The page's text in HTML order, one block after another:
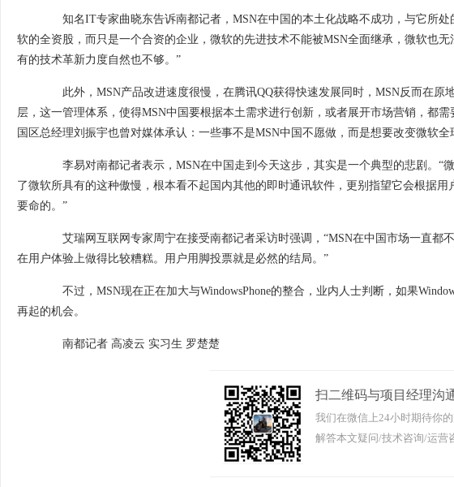
知名IT专家曲晓东告诉南都记者，MSN在中国的本土化战略不成功，与它所处
软的全资股，而只是一个合资的企业，微软的先进技术不能被MSN全面继承，微软也
有的技术革新力度自然也不够。”
此外，MSN产品改进速度很慢，在腾讯QQ获得快速发展同时，MSN反而在原
层，这一管理体系，使得MSN中国要根据本土需求进行创新，或者展开市场营销，都
国区总经理刘振宇也曾对媒体承认：一些事不是MSN中国不愿做，而是想要改变微软全
李易对南都记者表示，MSN在中国走到今天这步，其实是一个典型的悲剧。“
了微软所具有的这种傲慢，根本看不起国内其他的即时通讯软件，更别指望它会根据
要命的。”
艾瑞网互联网专家周宁在接受南都记者采访时强调，“MSN在中国市场一直都
在用户体验上做得比较糟糕。用户用脚投票就是必然的结局。”
不过，MSN现在正在加大与WindowsPhone的整合，业内人士判断，如果
再起的机会。
南都记者 高凌云 实习生 罗楚楚
扫二维码与项目经理沟
我们在微信上24小时期待你
解答本文疑问/技术咨询/运营